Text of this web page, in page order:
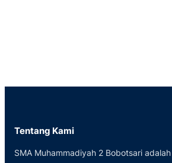
Tentang Kami
SMA Muhammadiyah 2 Bobotsari